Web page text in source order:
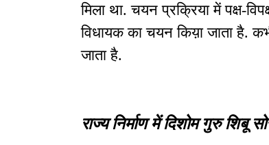
मिला था. चयन प्रक्रिया में पक्ष-
विधायक का चयन किय़ा जाता है.
जाता है.
राज्य निर्माण में दिशोम गुरु